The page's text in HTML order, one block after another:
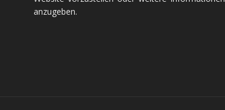
anzugeben.